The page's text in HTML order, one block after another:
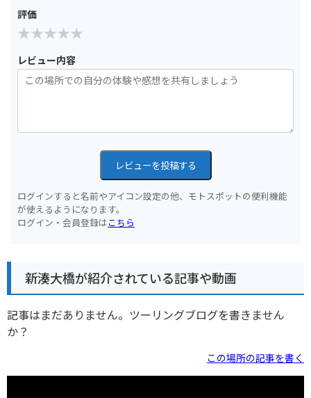
評価
レビュー内容
レビューを投稿する
ログインすると名前やアイコン設定の他、モトスポットの便利機能
が使えるようになります。
ログイン・会員登録はこちら
新湊大橋が紹介されている記事や動画
記事はまだありません。ツーリングブログを書きません
か？
この場所の記事を書く